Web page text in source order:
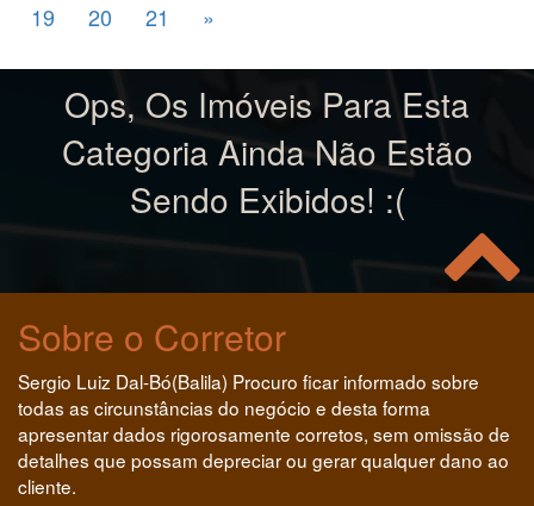
19
20 21 »
Ops, Os Imóveis Para Esta
Categoria Ainda Não Estão
Sendo Exibidos! :(
Sobre o Corretor
Sergio Luiz Dal-Bó(Balila) Procuro ficar informado sobre
todas as circunstâncias do negócio e desta forma
apresentar dados rigorosamente corretos, sem omissão de
detalhes que possam depreciar ou gerar qualquer dano ao
cliente.